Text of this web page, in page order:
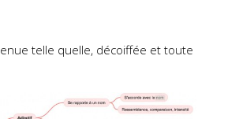
telle quelle, décoiffée et toute